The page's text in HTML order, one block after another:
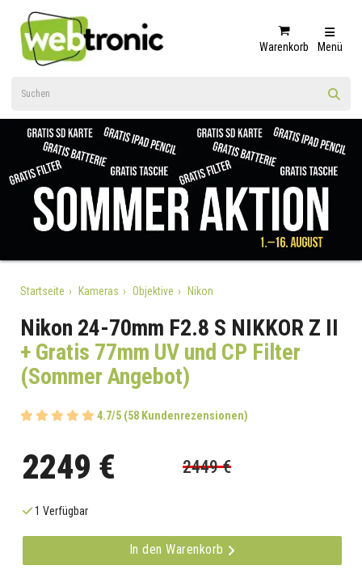
Warenkorb Menü
Startseite Kameras Objektive Nikon
Nikon 24-70mm F2.8 S NIKKOR Z II
+ Gratis 77mm UV und CP Filter
(Sommer Angebot)
4.7/5 (58 Kundenrezensionen)
2249 € 2449 €
1 Verfügbar
In den Warenkorb